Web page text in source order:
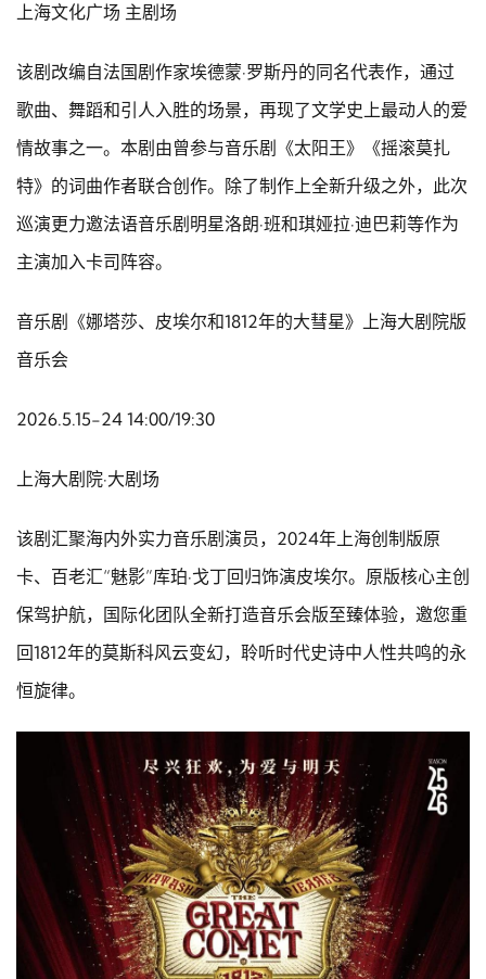
上海文化广场 主剧场
该剧改编自法国剧作家埃德蒙·罗斯丹的同名代表作，通过
歌曲、舞蹈和引人入胜的场景，再现了文学史上最动人的爱
情故事之一。本剧由曾参与音乐剧《太阳王》《摇滚莫扎
特》的词曲作者联合创作。除了制作上全新升级之外，此次
巡演更力邀法语音乐剧明星洛朗·班和琪娅拉·迪巴莉等作为
主演加入卡司阵容。
音乐剧《娜塔莎、皮埃尔和1812年的大彗星》上海大剧院版
音乐会
2026.5.15-24 14:00/19:30
上海大剧院·大剧场
该剧汇聚海内外实力音乐剧演员，2024年上海创制版原
卡、百老汇“魅影”库珀·戈丁回归饰演皮埃尔。原版核心主创
保驾护航，国际化团队全新打造音乐会版至臻体验，邀您重
回1812年的莫斯科风云变幻，聆听时代史诗中人性共鸣的永
恒旋律。